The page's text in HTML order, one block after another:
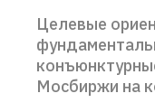
Целевые
Мосбиржи на